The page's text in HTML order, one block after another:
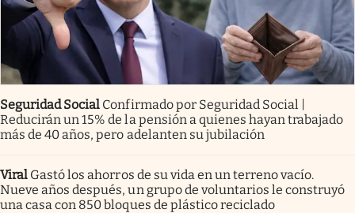
Seguridad Social Confirmado por Seguridad Social |
Reducirán un 15% de la pensión a quienes hayan trabajado
más de 40 años, pero adelanten su jubilación
Viral Gastó los ahorros de su vida en un terreno vacío.
Nueve años después, un grupo de voluntarios le construyó
una casa con 850 bloques de plástico reciclado